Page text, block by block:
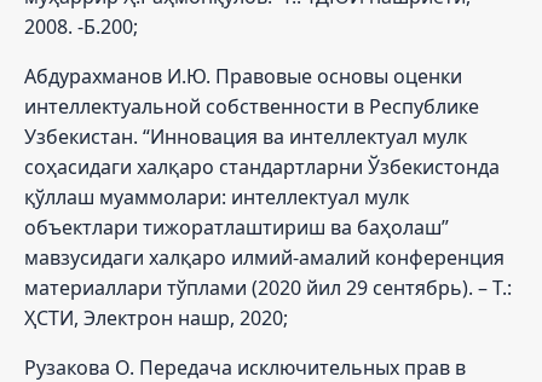
2008. -Б.200;
Абдурахманов И.Ю. Правовые основы оценки
интеллектуальной собственности в Республике
Узбекистан. “Инновация ва интеллектуал мулк
соҳасидаги халқаро стандартларни Ўзбекистонда
қўллаш муаммолари: интеллектуал мулк
объектлари тижоратлаштириш ва баҳолаш”
мавзусидаги халқаро илмий-амалий конференция
материаллари тўплами (2020 йил 29 сентябрь). – Т.:
ҲСТИ, Электрон нашр, 2020;
Рузакова О. Передача исключительных прав в